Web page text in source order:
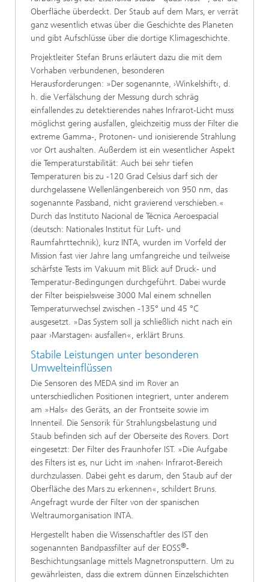
Oberfläche überdeckt. Der Staub auf dem Mars, er verrät
ganz wesentlich etwas über die Geschichte des Planeten
und gibt Aufschlüsse über die dortige Klimageschichte.
Projektleiter Stefan Bruns erläutert dazu die mit dem
Vorhaben verbundenen, besonderen
Herausforderungen: »Der sogenannte‚ ›Winkelshift‹, d.
h. die Verfälschung der Messung durch schräg
einfallendes zu detektierendes nahes Infrarot-Licht muss
möglichst gering ausfallen, gleichzeitig muss der Filter die
extreme Gamma-, Protonen- und ionisierende Strahlung
vor Ort aushalten. Außerdem ist ein wesentlicher Aspekt
die Temperaturstabilität: Auch bei sehr tiefen
Temperaturen bis zu -120 Grad Celsius darf sich der
durchgelassene Wellenlängenbereich von 950 nm, das
sogenannte Passband, nicht gravierend verschieben.«
Durch das Instituto Nacional de Técnica Aeroespacial
(deutsch: Nationales Institut für Luft- und
Raumfahrttechnik), kurz INTA, wurden im Vorfeld der
Mission fast vier Jahre lang umfangreiche und teilweise
schärfste Tests im Vakuum mit Blick auf Druck- und
Temperatur-Bedingungen durchgeführt. Dabei wurde
der Filter beispielsweise 3000 Mal einem schnellen
Temperaturwechsel zwischen -135° und 45 °C
ausgesetzt. »Das System soll ja schließlich nicht nach ein
paar ›Marstagen‹ ausfallen«, erklärt Bruns.
Stabile Leistungen unter besonderen
Umwelteinflüssen
Die Sensoren des MEDA sind im Rover an
unterschiedlichen Positionen integriert, unter anderem
am »Hals« des Geräts, an der Frontseite sowie im
Innenteil. Die Sensorik für Strahlungsbelastung und
Staub befinden sich auf der Oberseite des Rovers. Dort
eingesetzt: Der Filter des Fraunhofer IST. »Die Aufgabe
des Filters ist es, nur Licht im ›nahen‹ Infrarot-Bereich
durchzulassen. Dabei geht es darum, den Staub auf der
Oberfläche des Mars zu erkennen«, schildert Bruns.
Angefragt wurde der Filter von der spanischen
Weltraumorganisation INTA.
Hergestellt haben die Wissenschaftler des IST den
sogenannten Bandpassfilter auf der EOSS®-
Beschichtungsanlage mittels Magnetronsputtern. Um zu
gewährleisten, dass die extrem dünnen Einzelschichten